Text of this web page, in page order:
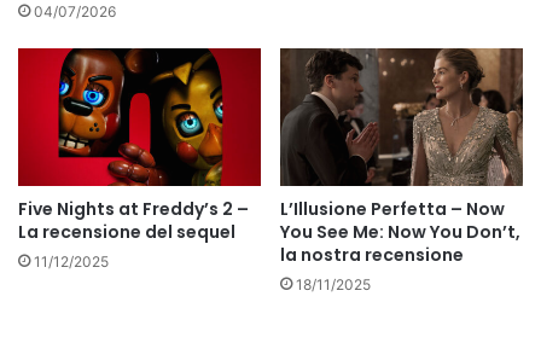
04/07/2026
Five Nights at Freddy’s 2 –
La recensione del sequel
11/12/2025
L’Illusione Perfetta – Now
You See Me: Now You Don’t,
la nostra recensione
18/11/2025